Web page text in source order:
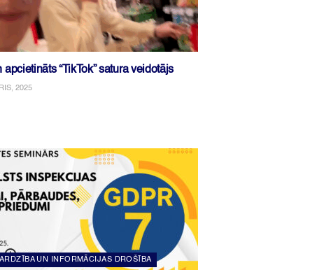
apcietināts “TikTok” satura veidotājs
2025
UN INFORMĀCIJAS DROŠĪBA